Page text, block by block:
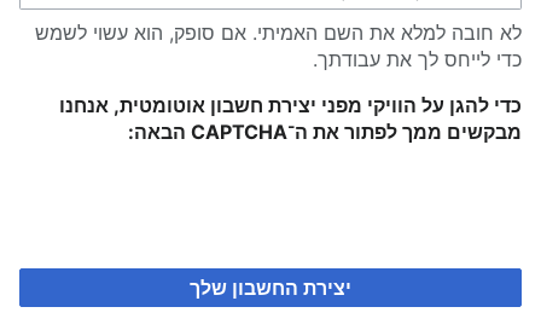
לא חובה למלא את השם האמיתי. אם סופק, הוא עשוי לשמש
כדי לייחס לך את עבודתך.
כדי להגן על הוויקי מפני יצירת חשבון אוטומטית, אנחנו
מבקשים ממך לפתור את ה־CAPTCHA הבאה:
יצירת החשבון שלך